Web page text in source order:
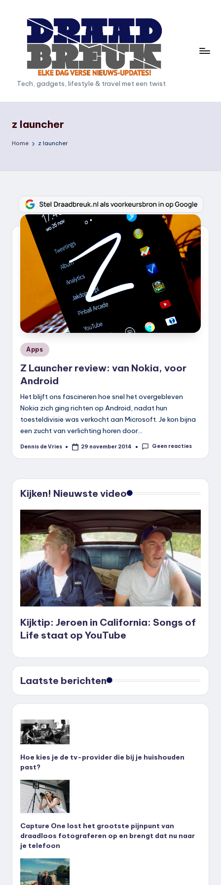
D
r
a
d
e
u
k
Tech, gadgets, lifestyle & travel met een twist
z launcher
Home z launcher
Geplaatst
in
Apps
Z Launcher review: van Nokia, voor
Android
Het blijft ons fascineren hoe snel het overgebleven
Nokia zich ging richten op Android, nadat hun
toesteldivisie was verkocht aan Microsoft. Je kon bijna
een zucht van verlichting horen door…
Geplaatst
Dennis de Vries 29 november 2014 Geen reacties
Kijken! Nieuwste video
Kijktip: Jeroen in California: Songs of
Life staat op YouTube
Laatste berichten
Hoe kies je de tv-provider die bij je huishouden
past?
Capture One lost het grootste pijnpunt van
draadloos fotograferen op en brengt dat nu naar
je telefoon